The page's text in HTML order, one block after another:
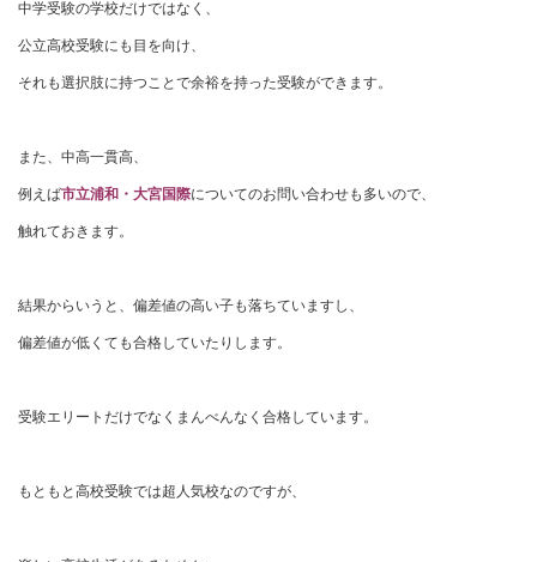
中学受験の学校だけではなく、
公立高校受験にも目を向け、
それも選択肢に持つことで余裕を持った受験ができます。
また、中高一貫高、
例えば市立浦和・大宮国際についてのお問い合わせも多いので、
触れておきます。
結果からいうと、偏差値の高い子も落ちていますし、
偏差値が低くても合格していたりします。
受験エリートだけでなくまんべんなく合格しています。
もともと高校受験では超人気校なのですが、